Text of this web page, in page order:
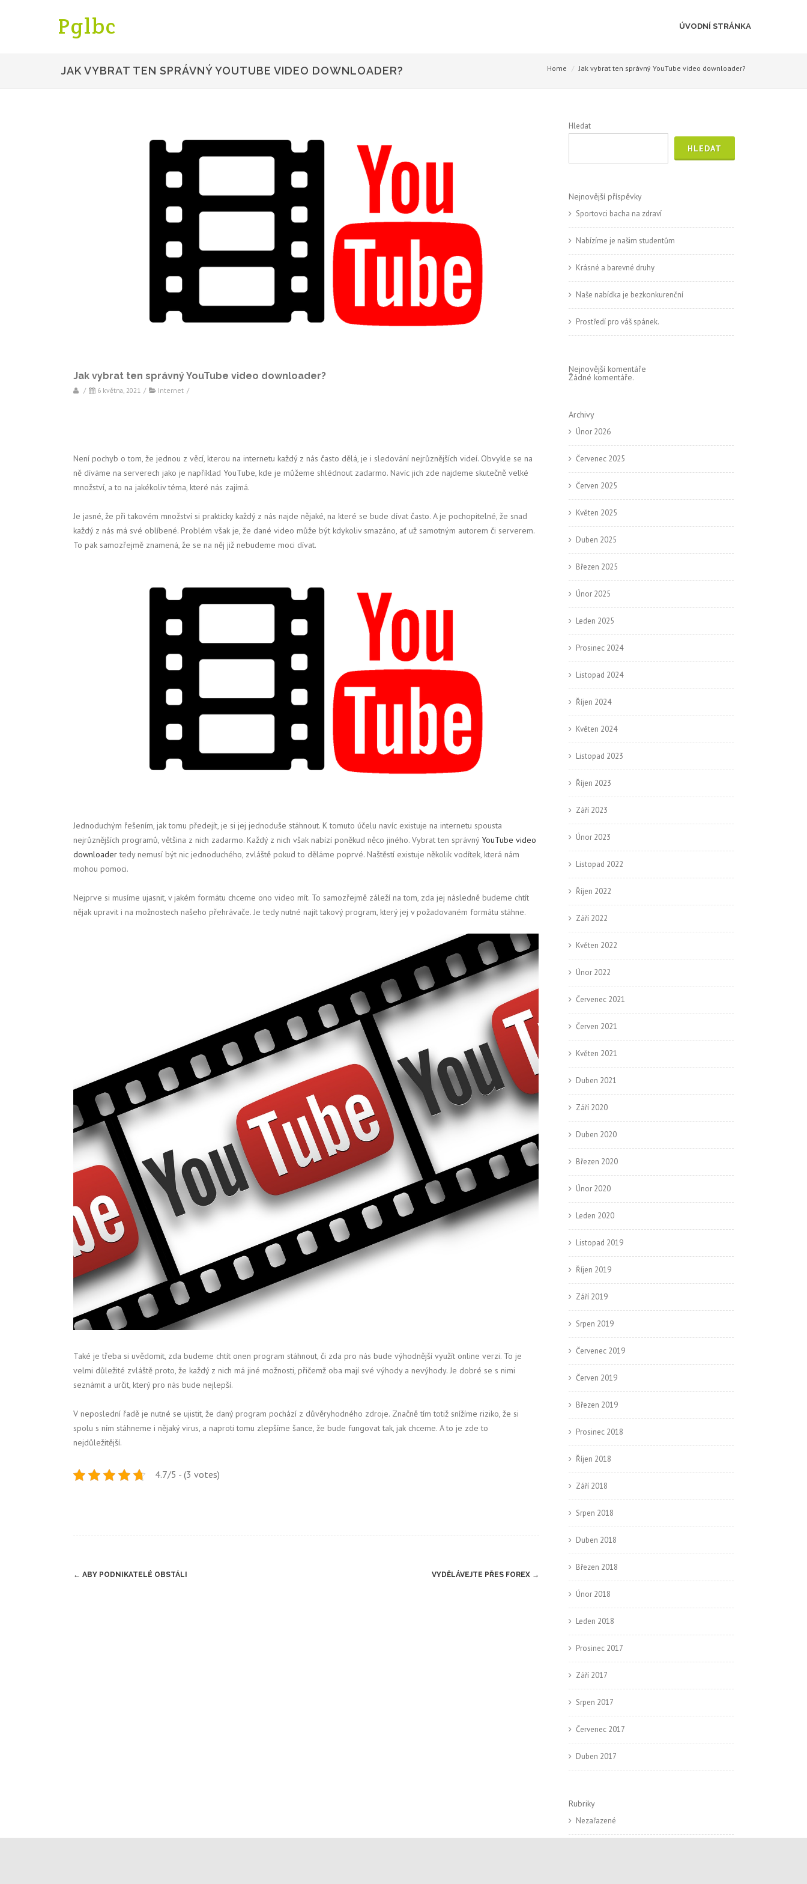
Pglbc ÚVODNÍ STRÁNKA
JAK VYBRAT TEN SPRÁVNÝ YOUTUBE VIDEO DOWNLOADER? Home Jak vybrat ten správný YouTube video downloader?
Jak vybrat ten správný YouTube video downloader?
/ 6 května, 2021 / Internet /
Není pochyb o tom, že jednou z věcí, kterou na internetu každý z nás často dělá, je i sledování nejrůznějších videí. Obvykle se na
ně díváme na serverech jako je například YouTube, kde je můžeme shlédnout zadarmo. Navíc jich zde najdeme skutečně velké
množství, a to na jakékoliv téma, které nás zajímá.
Je jasné, že při takovém množství si prakticky každý z nás najde nějaké, na které se bude dívat často. A je pochopitelné, že snad
každý z nás má své oblíbené. Problém však je, že dané video může být kdykoliv smazáno, ať už samotným autorem či serverem.
To pak samozřejmě znamená, že se na něj již nebudeme moci dívat.
Jednoduchým řešením, jak tomu předejít, je si jej jednoduše stáhnout. K tomuto účelu navíc existuje na internetu spousta
nejrůznějších programů, většina z nich zadarmo. Každý z nich však nabízí poněkud něco jiného. Vybrat ten správný YouTube video
downloadertedy nemusí být nic jednoduchého, zvláště pokud to děláme poprvé. Naštěstí existuje několik vodítek, která nám
mohou pomoci.
Nejprve si musíme ujasnit, v jakém formátu chceme ono video mít. To samozřejmě záleží na tom, zda jej následně budeme chtít
nějak upravit i na možnostech našeho přehrávače. Je tedy nutné najít takový program, který jej v požadovaném formátu stáhne.
Také je třeba si uvědomit, zda budeme chtít onen program stáhnout, či zda pro nás bude výhodnější využít online verzi. To je
velmi důležité zvláště proto, že každý z nich má jiné možnosti, přičemž oba mají své výhody a nevýhody. Je dobré se s nimi
seznámit a určit, který pro nás bude nejlepší.
V neposlední řadě je nutné se ujistit, že daný program pochází z důvěryhodného zdroje. Značně tím totiž snížíme riziko, že si
spolu s ním stáhneme i nějaký virus, a naproti tomu zlepšíme šance, že bude fungovat tak, jak chceme. A to je zde to
nejdůležitější.
4.7/5 - (3 votes)
Post
← ABY PODNIKATELÉ OBSTÁLI VYDĚLÁVEJTE PŘES FOREX →
Hledat
HLEDAT
Nejnovější příspěvky
Sportovci bacha na zdraví
Nabízíme je našim studentům
Krásné a barevné druhy
Naše nabídka je bezkonkurenční
Prostředí pro váš spánek.
Nejnovější komentáře
Žádné komentáře.
Archivy
Únor 2026
Červenec 2025
Červen 2025
Květen 2025
Duben 2025
Březen 2025
Únor 2025
Leden 2025
Prosinec 2024
Listopad 2024
Říjen 2024
Květen 2024
Listopad 2023
Říjen 2023
Září 2023
Únor 2023
Listopad 2022
Říjen 2022
Září 2022
Květen 2022
Únor 2022
Červenec 2021
Červen 2021
Květen 2021
Duben 2021
Září 2020
Duben 2020
Březen 2020
Únor 2020
Leden 2020
Listopad 2019
Říjen 2019
Září 2019
Srpen 2019
Červenec 2019
Červen 2019
Březen 2019
Prosinec 2018
Říjen 2018
Září 2018
Srpen 2018
Duben 2018
Březen 2018
Únor 2018
Leden 2018
Prosinec 2017
Září 2017
Srpen 2017
Červenec 2017
Duben 2017
Rubriky
Nezařazené